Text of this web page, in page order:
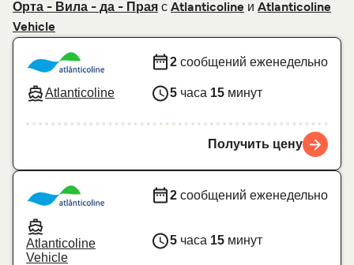
Орта - Вила - да - Прая с Atlanticoline и Atlanticoline
Vehicle
Atlanticoline
2 сообщений еженедельно
5 часа 15 минут
Получить цену
Atlanticoline
Vehicle
2 сообщений еженедельно
5 часа 15 минут